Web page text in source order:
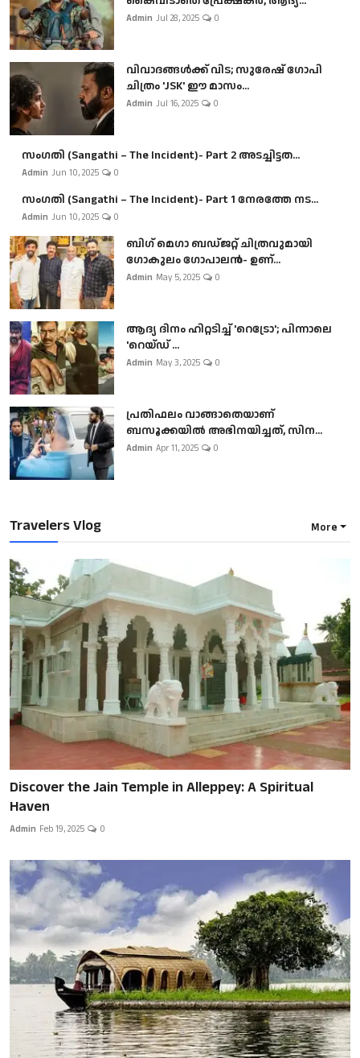
Admin Jul 28, 2025 0
വിവാദങ്ങൾക്ക് വിട; സുരേഷ് ഗോപി
ചിത്രം 'JSK' ഈ മാസം...
Admin Jul 16, 2025 0
സംഗതി (Sangathi – The Incident)- Part 2 അടച്ചിട്ടത...
Admin Jun 10, 2025 0
സംഗതി (Sangathi – The Incident)- Part 1 നേരത്തേ നട...
Admin Jun 10, 2025 0
ബി​ഗ് മെഗാ ബഡ്ജറ്റ് ചിത്രവുമായി
ഗോകുലം ഗോപാലൻ- ഉണ്...
Admin May 5, 2025 0
ആദ്യ ദിനം ഹിറ്റടിച്ച് 'റെട്രോ'; പിന്നാലെ
'റെയ്ഡ് ...
Admin May 3, 2025 0
പ്രതിഫലം വാങ്ങാതെയാണ്
ബസൂക്കയില്‍ അഭിനയിച്ചത്, സിന...
Admin Apr 11, 2025 0
Travelers Vlog More
Discover the Jain Temple in Alleppey: A Spiritual
Haven
Admin Feb 19, 2025 0